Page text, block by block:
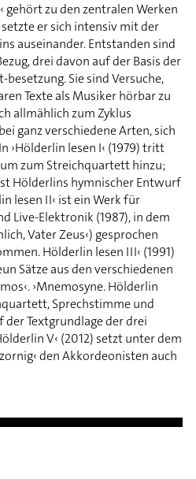
gehört zu den zentralen Werken
setzte er sich intensiv mit der
auseinander. Entstanden sind
drei davon auf der Basis der
Sie sind Versuche,
Texte als Musiker hörbar zu
allmählich zum Zyklus
ganz verschiedene Arten, sich
›Hölderlin lesen I‹ (1979) tritt
zum Streichquartett hinzu;
Hölderlins hymnischer Entwurf
lesen II‹ ist ein Werk für
Live-Elektronik (1987), in dem
Vater Zeus‹) gesprochen
Hölderlin lesen III‹ (1991)
Sätze aus den verschiedenen
›Mnemosyne. Hölderlin
Sprechstimme und
Textgrundlage der drei
V‹ (2012) setzt unter dem
den Akkordeonisten auch